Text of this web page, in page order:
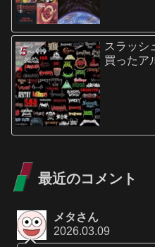
スラッシ
買ったア
最近のコメント
メタさん
2026.03.09